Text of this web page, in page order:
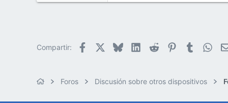
Compartir: Facebook BlueskyLinkedIn
Reddit PinterestTumblr
Foros Discusión sobre otros dispositivos